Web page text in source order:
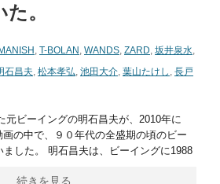
。
MANISH , T-BOLAN , WANDS, ZARD, 坂井泉水,
石昌夫, 松本孝弘, 池田大介, 葉山たけし , 長戸
元ビーイングの明石昌夫が、2010年に
の中で、９０年代の全盛期の頃のビー
した。 明石昌夫は、ビーイングに1988
続きを見る